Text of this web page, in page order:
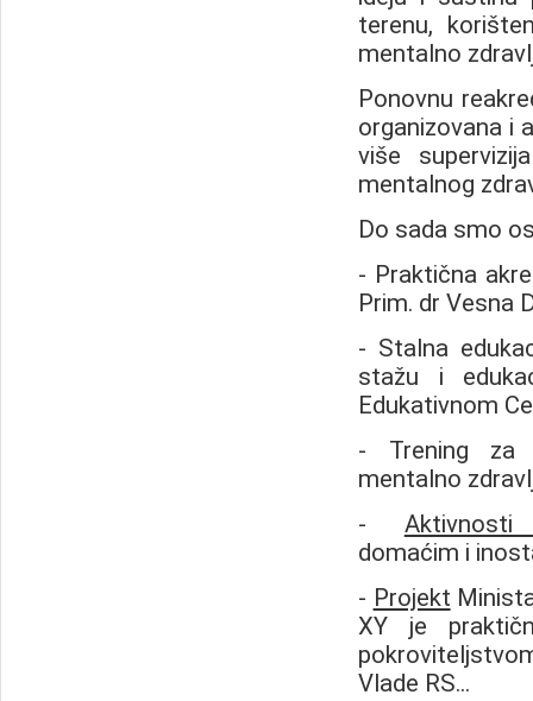
terenu,
mentalno
Ponovnu
organizovana i
više
mentalnog
Do sada smo
- Praktična
Prim. dr Vesna
- Stalna
stažu i
Edukativnom
- Trening za
mentalno
- Aktivnosti
domaćim i
- Projekt
XY je
Vlade RS...